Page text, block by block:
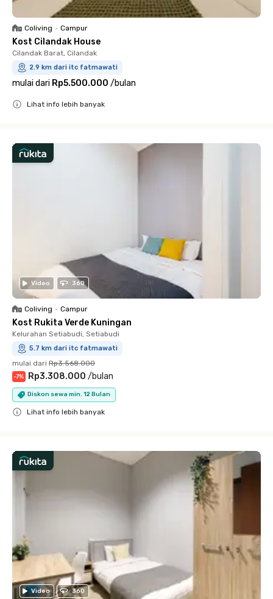
Coliving • Campur
Kost Cilandak House
Cilandak Barat, Cilandak
2.9 km dari itc fatmawati
mulai dari Rp5.500.000 /bulan
Lihat info lebih banyak
Video 360
Coliving • Campur
Kost Rukita Verde Kuningan
Kelurahan Setiabudi, Setiabudi
5.7 km dari itc fatmawati
mulai dari Rp3.568.000
-7% Rp3.308.000 /bulan
Diskon sewa min. 12 Bulan
Lihat info lebih banyak
Video 360